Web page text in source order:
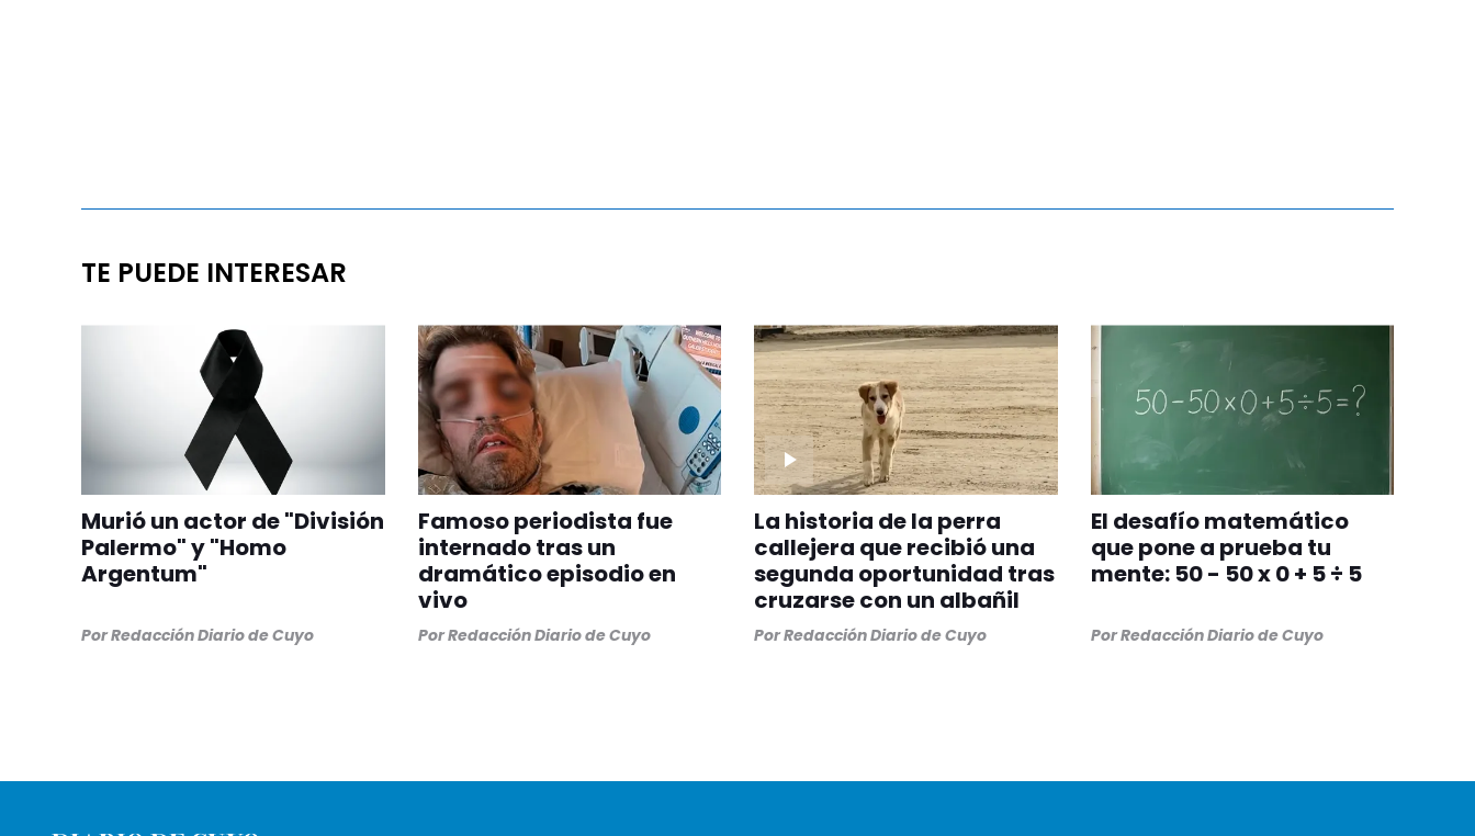
TE PUEDE INTERESAR
Murió un actor de "División
Palermo" y "Homo
Argentum"
PorRedacción Diario de Cuyo
Famoso periodista fue
internado tras un
dramático episodio en
vivo
PorRedacción Diario de Cuyo
La historia de la perra
callejera que recibió una
segunda oportunidad tras
cruzarse con un albañil
PorRedacción Diario de Cuyo
El desafío matemático
que pone a prueba tu
mente: 50 - 50 x 0 + 5 ÷ 5
PorRedacción Diario de Cuyo